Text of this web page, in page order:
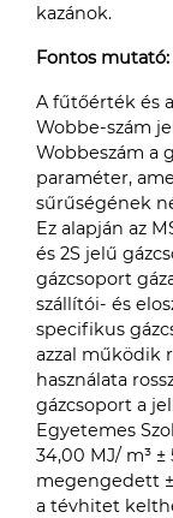
kazánok.
Fontos
A fűtőérték és
Wobbe-szám
Wobbeszám a
paraméter,
sűrűségének
Ez alapján az
és 2S jelű
gázcsoport
szállítói- és
specifikus
azzal működik
használata
gázcsoport a
Egyetemes
34,00 MJ/ m³
megengedett ±
a tévhitet